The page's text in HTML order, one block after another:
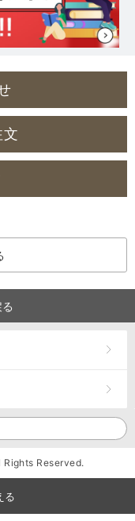
文
Reserved.
る